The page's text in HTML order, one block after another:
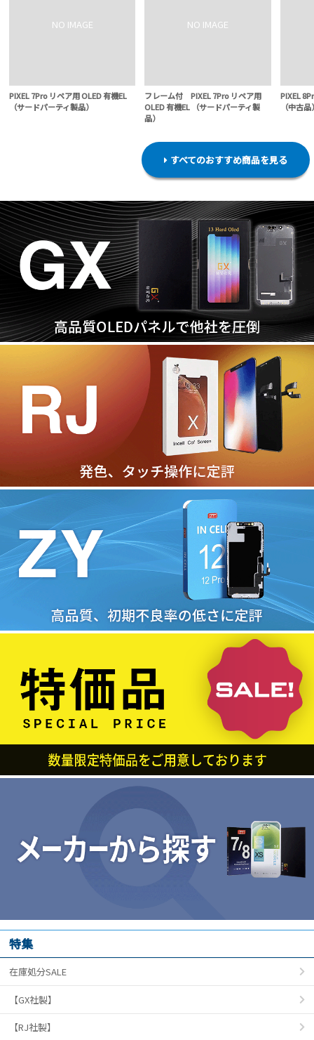
PIXEL 7Pro リペア用 OLED 有機EL
（サードパーティ製品）
フレーム付 PIXEL 7Pro リペア用
OLED 有機EL （サードパーティ製
品）
PIXEL
（中古品
すべてのおすすめ商品を見る
特集
在庫処分SALE
【GX社製】
【RJ社製】